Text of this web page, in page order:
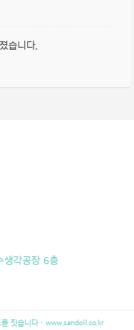
습니다.
생각공장 6층
짓습니다 · www.sandoll.co.kr